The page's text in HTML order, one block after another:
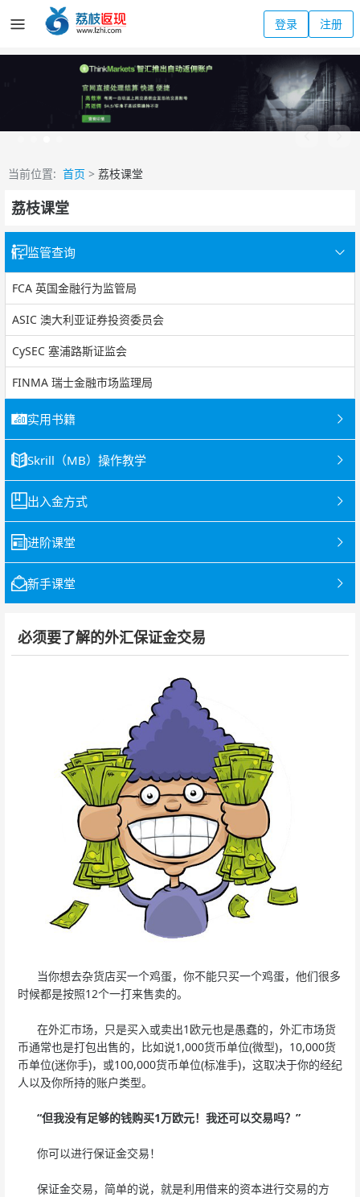
登录 注册
当前位置: 首页 > 荔枝课堂
荔枝课堂
监管查询
FCA 英国金融行为监管局
ASIC 澳大利亚证券投资委员会
CySEC 塞浦路斯证监会
FINMA 瑞士金融市场监理局
实用书籍
Skrill（MB）操作教学
出入金方式
进阶课堂
新手课堂
必须要了解的外汇保证金交易
当你想去杂货店买一个鸡蛋，你不能只买一个鸡蛋，他们很多
时候都是按照12个一打来售卖的。
在外汇市场，只是买入或卖出1欧元也是愚蠢的，外汇市场货
币通常也是打包出售的，比如说1,000货币单位(微型)，10,000货
币单位(迷你手)，或100,000货币单位(标准手)，这取决于你的经纪
人以及你所持的账户类型。
“但我没有足够的钱购买1万欧元！我还可以交易吗？”
你可以进行保证金交易！
保证金交易，简单的说，就是利用借来的资本进行交易的方